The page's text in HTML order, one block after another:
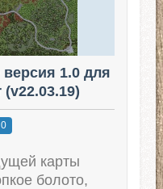
версия 1.0 для
0
карты
болото,